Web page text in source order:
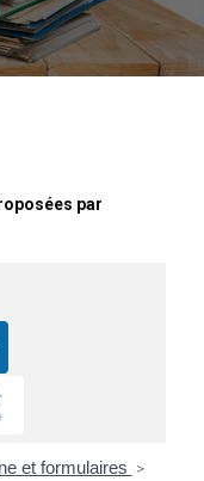
par
et formulaires >